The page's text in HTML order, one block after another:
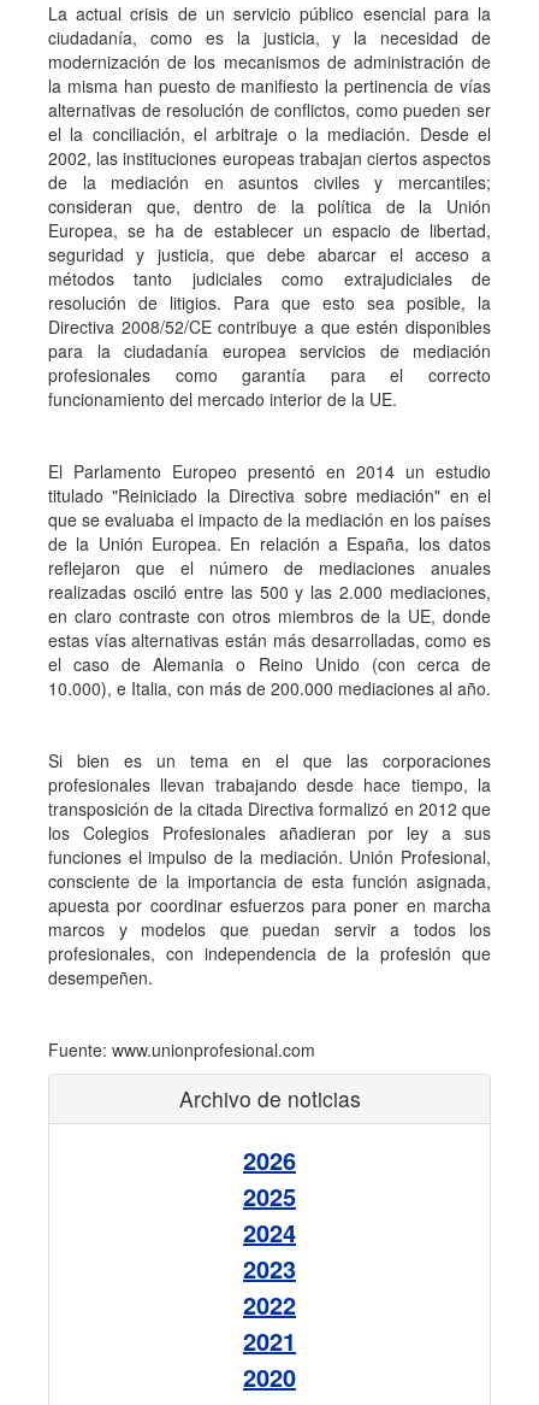
La actual crisis de un servicio público esencial para la
ciudadanía, como es la justicia, y la necesidad de
modernización de los mecanismos de administración de
la misma han puesto de manifiesto la pertinencia de vías
alternativas de resolución de conflictos, como pueden ser
el la conciliación, el arbitraje o la mediación. Desde el
2002, las instituciones europeas trabajan ciertos aspectos
de la mediación en asuntos civiles y mercantiles;
consideran que, dentro de la política de la Unión
Europea, se ha de establecer un espacio de libertad,
seguridad y justicia, que debe abarcar el acceso a
métodos tanto judiciales como extrajudiciales de
resolución de litigios. Para que esto sea posible, la
Directiva 2008/52/CE contribuye a que estén disponibles
para la ciudadanía europea servicios de mediación
profesionales como garantía para el correcto
funcionamiento del mercado interior de la UE.
El Parlamento Europeo presentó en 2014 un estudio
titulado "Reiniciado la Directiva sobre mediación" en el
que se evaluaba el impacto de la mediación en los países
de la Unión Europea. En relación a España, los datos
reflejaron que el número de mediaciones anuales
realizadas osciló entre las 500 y las 2.000 mediaciones,
en claro contraste con otros miembros de la UE, donde
estas vías alternativas están más desarrolladas, como es
el caso de Alemania o Reino Unido (con cerca de
10.000), e Italia, con más de 200.000 mediaciones al año.
Si bien es un tema en el que las corporaciones
profesionales llevan trabajando desde hace tiempo, la
transposición de la citada Directiva formalizó en 2012 que
los Colegios Profesionales añadieran por ley a sus
funciones el impulso de la mediación. Unión Profesional,
consciente de la importancia de esta función asignada,
apuesta por coordinar esfuerzos para poner en marcha
marcos y modelos que puedan servir a todos los
profesionales, con independencia de la profesión que
desempeñen.
Fuente: www.unionprofesional.com
Archivo de noticias
2026
2025
2024
2023
2022
2021
2020